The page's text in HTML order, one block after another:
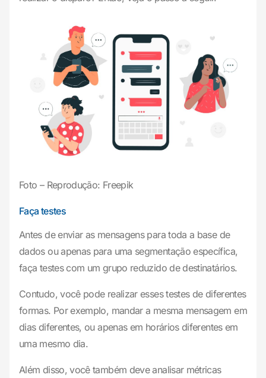
Foto – Reprodução: Freepik
Faça testes
Antes de enviar as mensagens para toda a base de
dados ou apenas para uma segmentação específica,
faça testes com um grupo reduzido de destinatários.
Contudo, você pode realizar esses testes de diferentes
formas. Por exemplo, mandar a mesma mensagem em
dias diferentes, ou apenas em horários diferentes em
uma mesmo dia.
Além disso, você também deve analisar métricas